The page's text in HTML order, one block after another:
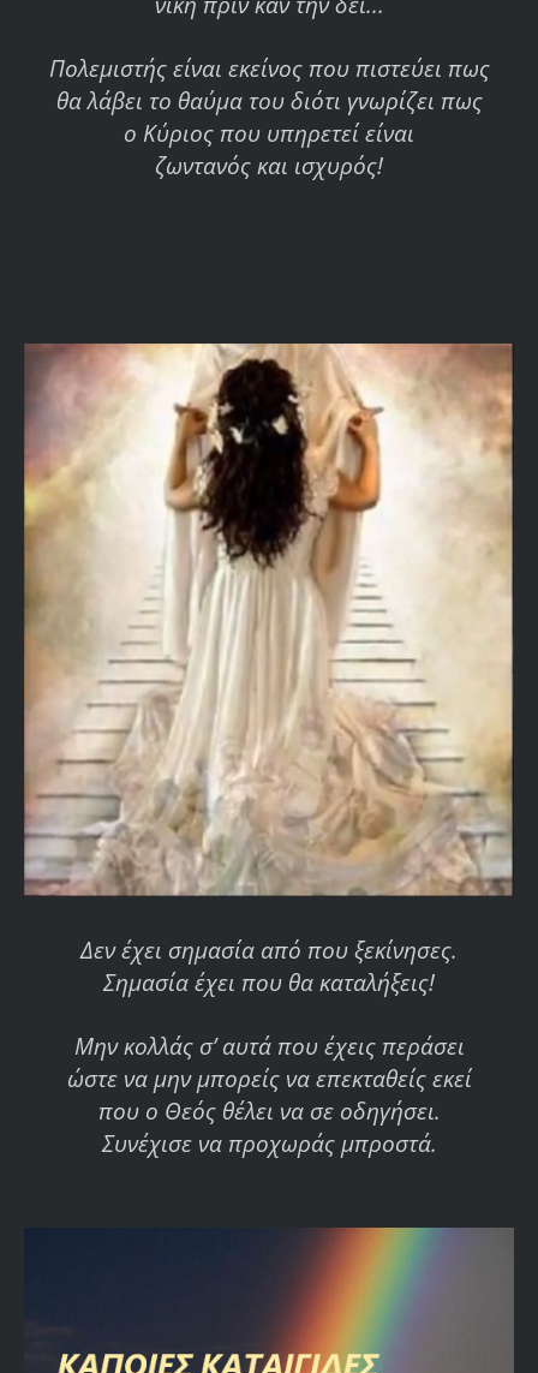
Πολεμιστής είναι εκείνος που πιστεύει πως
θα λάβει το θαύμα του διότι γνωρίζει πως
ο Κύριος που υπηρετεί είναι
ζωντανός και ισχυρός!
Δεν έχει σημασία από που ξεκίνησες.
Σημασία έχει που θα καταλήξεις!
Μην κολλάς σ’ αυτά που έχεις περάσει
ώστε να μην μπορείς να επεκταθείς εκεί
που ο Θεός θέλει να σε οδηγήσει.
Συνέχισε να προχωράς μπροστά.